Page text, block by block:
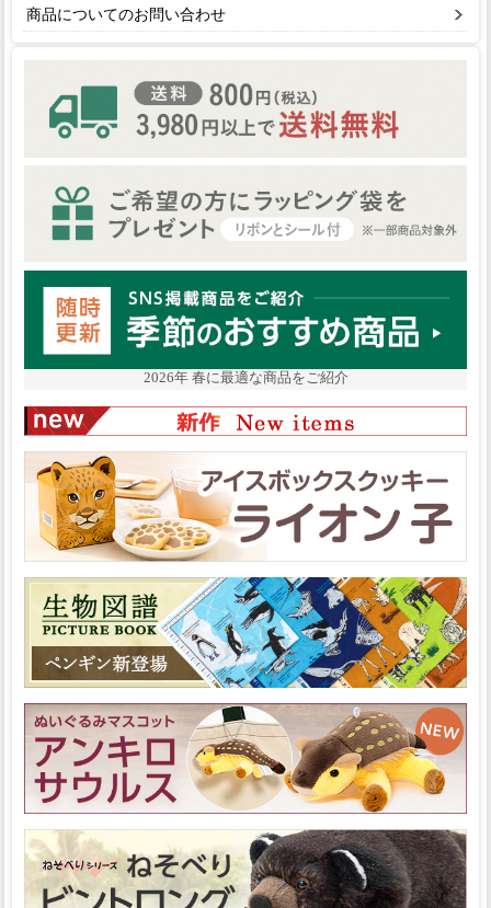
商品についてのお問い合わせ